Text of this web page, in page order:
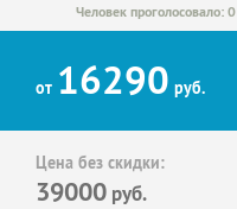
Человек проголосовало: 0
от 16290 руб.
Цена без скидки:
39000 руб.